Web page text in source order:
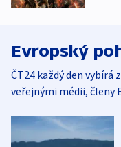
Evropský
ČT24 každý den
veřejnými médii, členy